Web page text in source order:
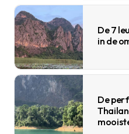
De 7
in de
De